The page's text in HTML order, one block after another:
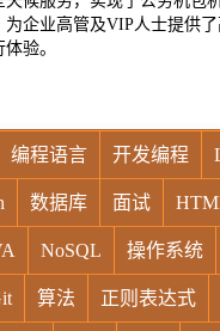
企业高管及VIP人士提供了
验。
编程语言 开发编程
数据库 面试
NoSQL 操作系统
算法 正则表达式